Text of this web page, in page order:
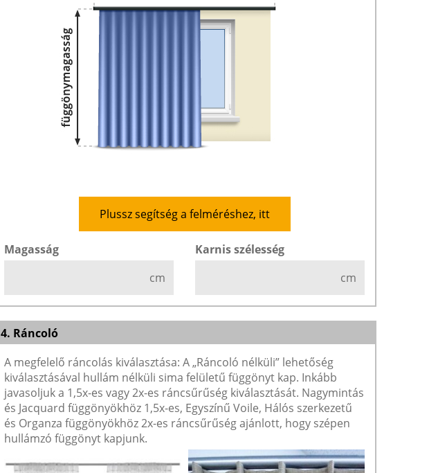
Plussz segítség a felméréshez, itt
Magasság
cm
Karnis szélesség
cm
4. Ráncoló
A megfelelő ráncolás kiválasztása: A „Ráncoló nélküli” lehetőség
kiválasztásával hullám nélküli sima felületű függönyt kap. Inkább
javasoljuk a 1,5x-es vagy 2x-es ráncsűrűség kiválasztását. Nagymintás
és Jacquard függönyökhöz 1,5x-es, Egyszínű Voile, Hálós szerkezetű
és Organza függönyökhöz 2x-es ráncsűrűség ajánlott, hogy szépen
hullámzó függönyt kapjunk.